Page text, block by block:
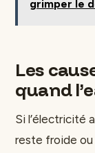
grimper le
Les
quand
Si l’électricité
reste froide